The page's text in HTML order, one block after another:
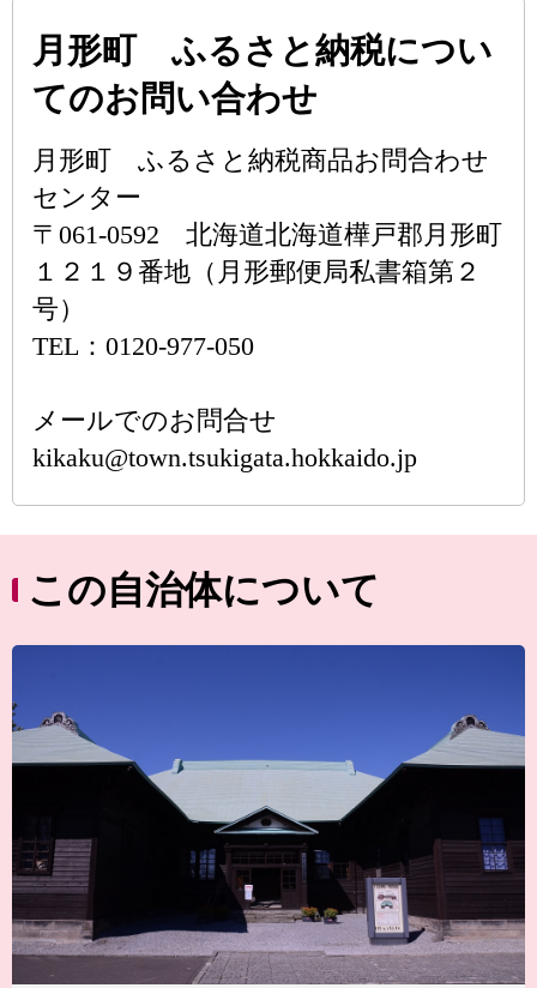
月形町 ふるさと納税につい
てのお問い合わせ
月形町 ふるさと納税商品お問合わせ
センター
〒061-0592 北海道北海道樺戸郡月形町
１２１９番地（月形郵便局私書箱第２
号）
TEL：0120-977-050
メールでのお問合せ
kikaku@town.tsukigata.hokkaido.jp
この自治体について